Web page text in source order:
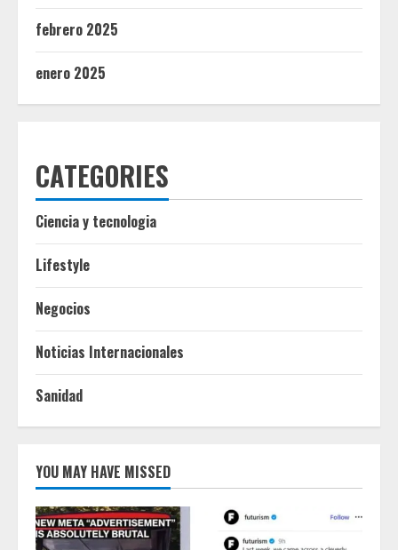
febrero 2025
enero 2025
CATEGORIES
Ciencia y tecnologia
Lifestyle
Negocios
Noticias Internacionales
Sanidad
YOU MAY HAVE MISSED